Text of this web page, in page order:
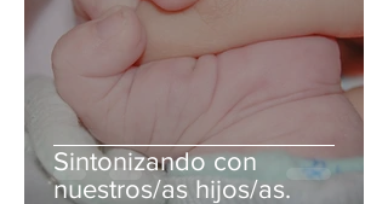
Sintonizando con
nuestros/as hijos/as.